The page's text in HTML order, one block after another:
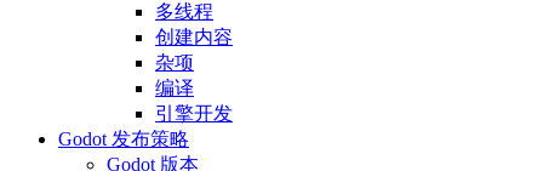
多线程
创建内容
杂项
编译
引擎开发
Godot 发布策略
Godot 版本